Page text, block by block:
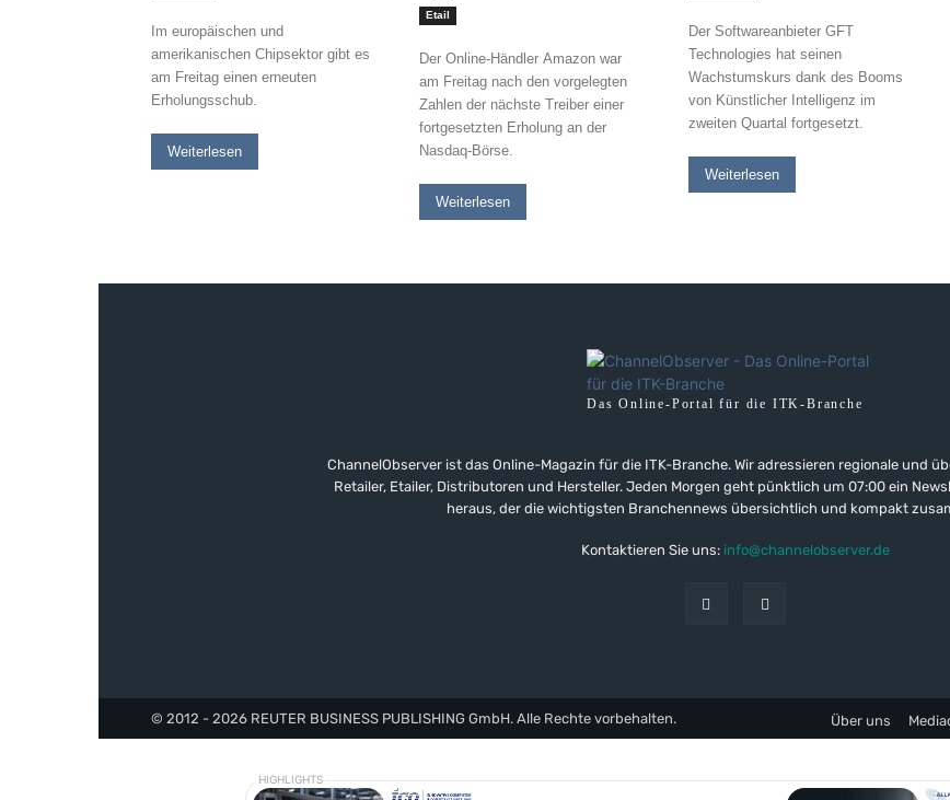
Im europäischen und
amerikanischen Chipsektor gibt es
am Freitag einen erneuten
Erholungsschub.
Weiterlesen
Etail
Der Online-Händler Amazon war
am Freitag nach den vorgelegten
Zahlen der nächste Treiber einer
fortgesetzten Erholung an der
Nasdaq-Börse.
Weiterlesen
Der Softwareanbieter GFT
Technologies hat seinen
Wachstumskurs dank des Booms
von Künstlicher Intelligenz im
zweiten Quartal fortgesetzt.
Weiterlesen
Das Online-Portal für die ITK-Branche
ChannelObserver ist das Online-Magazin für die ITK-Branche. Wir adressieren regionale und
Retailer, Etailer, Distributoren und Hersteller. Jeden Morgen geht pünktlich um 07:00 ein
heraus, der die wichtigsten Branchennews übersichtlich und kompakt
Kontaktieren Sie uns: info@channelobserver.de
© 2012 - 2026 REUTER BUSINESS PUBLISHING GmbH. Alle Rechte vorbehalten. Über uns